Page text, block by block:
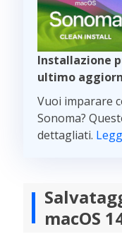
Installazione
ultimo
Vuoi imparare
Sonoma?
dettagliati.
macOS